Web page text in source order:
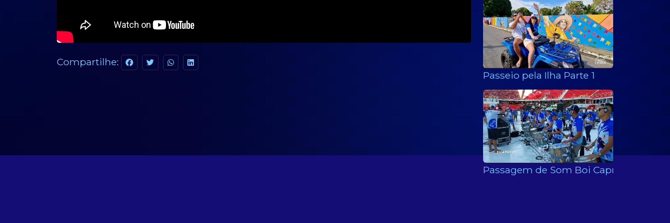
Compartilhe:
Passeio pela Ilha Parte 1
Passagem de Som Boi Caprichoso